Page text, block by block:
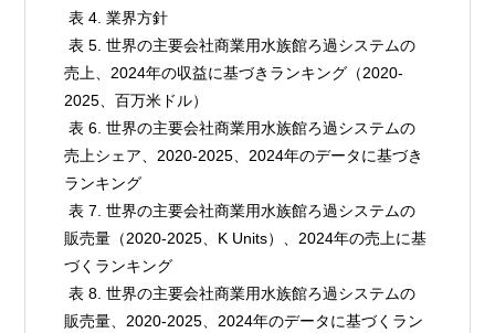
表 4. 業界方針
表 5. 世界の主要会社商業用水族館ろ過システムの
売上、2024年の収益に基づきランキング（2020-
2025、百万米ドル）
表 6. 世界の主要会社商業用水族館ろ過システムの
売上シェア、2020-2025、2024年のデータに基づき
ランキング
表 7. 世界の主要会社商業用水族館ろ過システムの
販売量（2020-2025、K Units）、2024年の売上に基
づくランキング
表 8. 世界の主要会社商業用水族館ろ過システムの
販売量、2020-2025、2024年のデータに基づくラン